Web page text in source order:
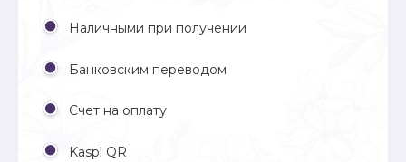
Наличными при получении
Банковским переводом
Счет на оплату
Kaspi QR